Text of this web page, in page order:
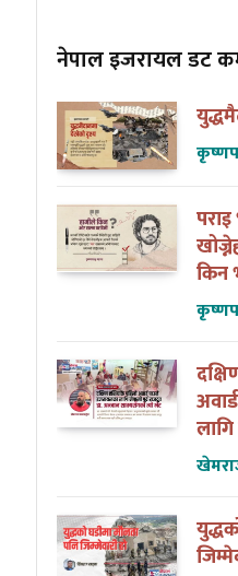
नेपाल इजरायल डट
किन
डा.